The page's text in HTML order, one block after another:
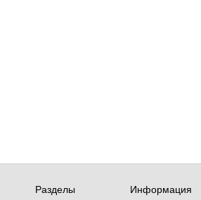
Разделы Информация